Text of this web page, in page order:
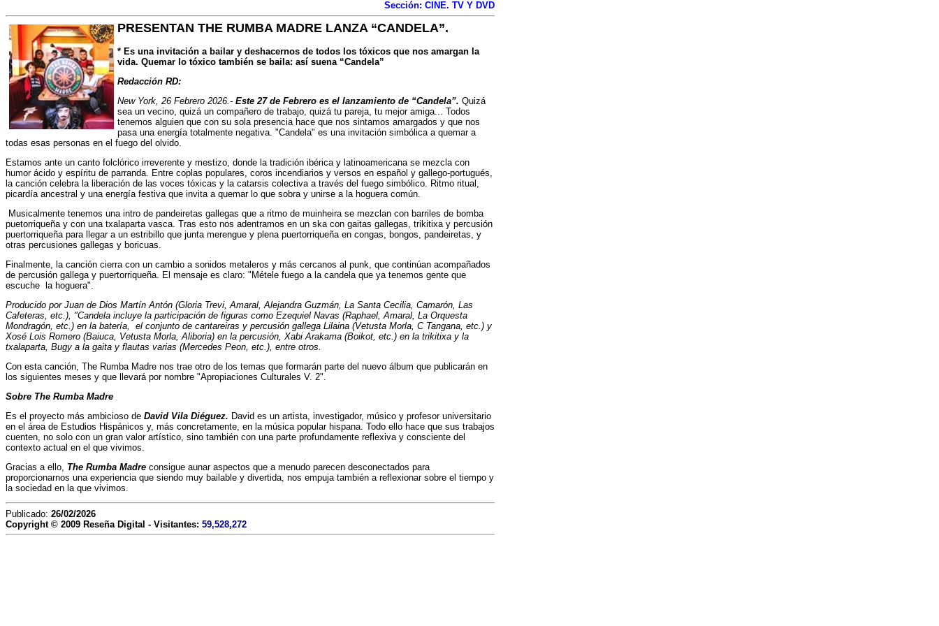
Sección: CINE. TV Y DVD
PRESENTAN THE RUMBA MADRE LANZA “CANDELA”.
* Es una invitación a bailar y deshacernos de todos los tóxicos que nos amargan la
vida. Quemar lo tóxico también se baila: así suena “Candela”
Redacción RD:
New York, 26 Febrero 2026.- Este 27 de Febrero es el lanzamiento de “Candela”. Quizá
sea un vecino, quizá un compañero de trabajo, quizá tu pareja, tu mejor amiga... Todos
tenemos alguien que con su sola presencia hace que nos sintamos amargados y que nos
pasa una energía totalmente negativa. "Candela" es una invitación simbólica a quemar a
todas esas personas en el fuego del olvido.
Estamos ante un canto folclórico irreverente y mestizo, donde la tradición ibérica y latinoamericana se mezcla con
humor ácido y espíritu de parranda. Entre coplas populares, coros incendiarios y versos en español y gallego-portugués,
la canción celebra la liberación de las voces tóxicas y la catarsis colectiva a través del fuego simbólico. Ritmo ritual,
picardía ancestral y una energía festiva que invita a quemar lo que sobra y unirse a la hoguera común.
Musicalmente tenemos una intro de pandeiretas gallegas que a ritmo de muinheira se mezclan con barriles de bomba
puetorriqueña y con una txalaparta vasca. Tras esto nos adentramos en un ska con gaitas gallegas, trikitixa y percusión
puertorriqueña para llegar a un estribillo que junta merengue y plena puertorriqueña en congas, bongos, pandeiretas, y
otras percusiones gallegas y boricuas.
Finalmente, la canción cierra con un cambio a sonidos metaleros y más cercanos al punk, que continúan acompañados
de percusión gallega y puertorriqueña. El mensaje es claro: "Métele fuego a la candela que ya tenemos gente que
escuche la hoguera".
Producido por Juan de Dios Martín Antón (Gloria Trevi, Amaral, Alejandra Guzmán, La Santa Cecilia, Camarón, Las
Cafeteras, etc.), "Candela incluye la participación de figuras como Ezequiel Navas (Raphael, Amaral, La Orquesta
Mondragón, etc.) en la batería, el conjunto de cantareiras y percusión gallega Lilaina (Vetusta Morla, C Tangana, etc.) y
Xosé Lois Romero (Baiuca, Vetusta Morla, Aliboria) en la percusión, Xabi Arakama (Boikot, etc.) en la trikitixa y la
txalaparta, Bugy a la gaita y flautas varias (Mercedes Peon, etc.), entre otros.
Con esta canción, The Rumba Madre nos trae otro de los temas que formarán parte del nuevo álbum que publicarán en
los siguientes meses y que llevará por nombre "Apropiaciones Culturales V. 2".
Sobre The Rumba Madre
Es el proyecto más ambicioso de David Vila Diéguez. David es un artista, investigador, músico y profesor universitario
en el área de Estudios Hispánicos y, más concretamente, en la música popular hispana. Todo ello hace que sus trabajos
cuenten, no solo con un gran valor artístico, sino también con una parte profundamente reflexiva y consciente del
contexto actual en el que vivimos.
Gracias a ello, The Rumba Madre consigue aunar aspectos que a menudo parecen desconectados para
proporcionarnos una experiencia que siendo muy bailable y divertida, nos empuja también a reflexionar sobre el tiempo y
la sociedad en la que vivimos.
Publicado: 26/02/2026
Copyright © 2009 Reseña Digital - Visitantes: 59,528,272